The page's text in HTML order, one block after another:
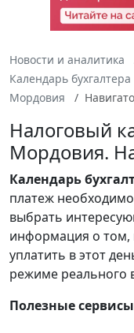
Новости и аналитика
Календарь бухгалтера
Мордовия
Налоговый
Мордовия.
Календарь
платеж
выбрать
информация о том,
уплатить в этот
режиме реального
Полезные сервисы